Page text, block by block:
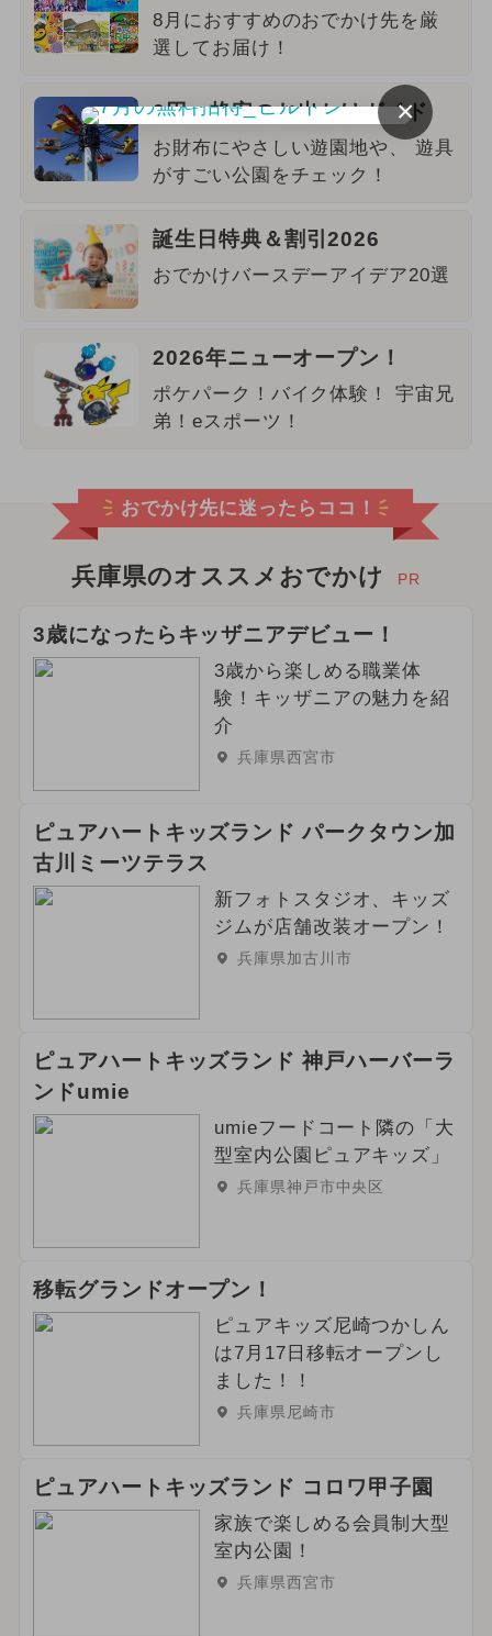
8月におすすめのおでかけ先を厳
選してお届け！
0円・格安のお出かけガイド
お財布にやさしい遊園地や、 遊具
がすごい公園をチェック！
誕生日特典＆割引2026
おでかけバースデーアイデア20選
2026年ニューオープン！
ポケパーク！バイク体験！ 宇宙兄
弟！eスポーツ！
おでかけ先に迷ったらココ！
兵庫県のオススメおでかけ PR
3歳になったらキッザニアデビュー！
3歳から楽しめる職業体
験！キッザニアの魅力を紹
介
兵庫県西宮市
ピュアハートキッズランド パークタウン加
古川ミーツテラス
新フォトスタジオ、キッズ
ジムが店舗改装オープン！
兵庫県加古川市
ピュアハートキッズランド 神戸ハーバーラ
ンドumie
umieフードコート隣の「大
型室内公園ピュアキッズ」
兵庫県神戸市中央区
移転グランドオープン！
ピュアキッズ尼崎つかしん
は7月17日移転オープンし
ました！！
兵庫県尼崎市
ピュアハートキッズランド コロワ甲子園
家族で楽しめる会員制大型
室内公園！
兵庫県西宮市
×